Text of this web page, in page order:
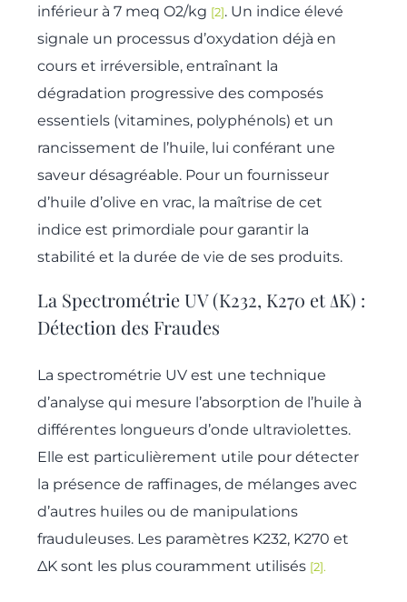
inférieur à 7 meq O2/kg [2]. Un indice élevé
signale un processus d’oxydation déjà en
cours et irréversible, entraînant la
dégradation progressive des composés
essentiels (vitamines, polyphénols) et un
rancissement de l’huile, lui conférant une
saveur désagréable. Pour un fournisseur
d’huile d’olive en vrac, la maîtrise de cet
indice est primordiale pour garantir la
stabilité et la durée de vie de ses produits.
La Spectrométrie UV (K232, K270 et ΔK) :
Détection des Fraudes
La spectrométrie UV est une technique
d’analyse qui mesure l’absorption de l’huile à
différentes longueurs d’onde ultraviolettes.
Elle est particulièrement utile pour détecter
la présence de raffinages, de mélanges avec
d’autres huiles ou de manipulations
frauduleuses. Les paramètres K232, K270 et
ΔK sont les plus couramment utilisés [2].